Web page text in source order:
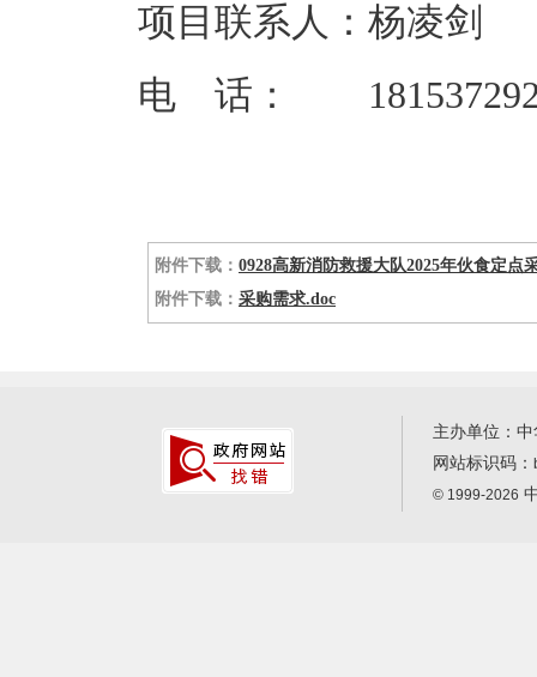
项目联系人：杨凌剑
电 话：
附件下载： 0928高新消防救援大队2025年伙食定点
附件下载： 采购需求.doc
主办单位：
网站标识码：
© 1999-2026